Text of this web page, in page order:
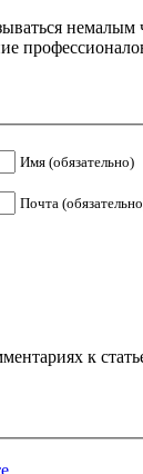
немалым
Имя (обязательно)
Почта
к